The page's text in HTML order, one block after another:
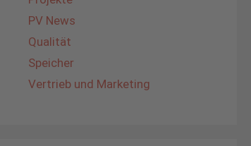
PV News
Qualität
Speicher
Vertrieb und Marketing